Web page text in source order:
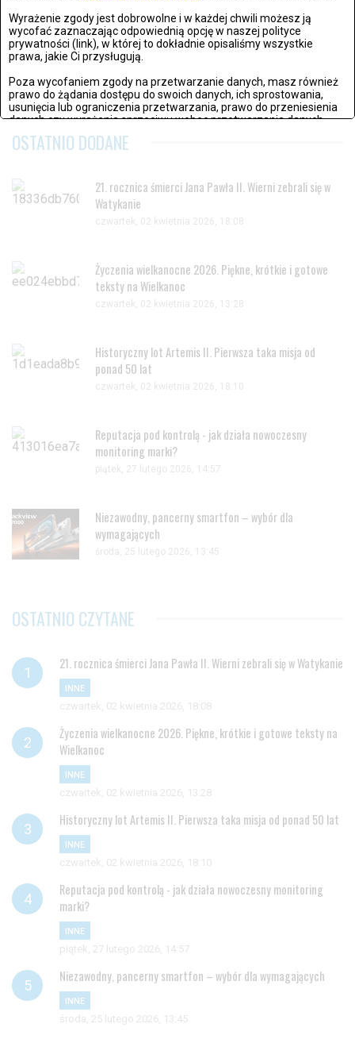
Wyrażenie zgody jest dobrowolne i w każdej chwili możesz ją
wycofać zaznaczając odpowiednią opcję w naszej polityce
prywatności (link), w której to dokładnie opisaliśmy wszystkie
prawa, jakie Ci przysługują.
Poza wycofaniem zgody na przetwarzanie danych, masz również
prawo do żądania dostępu do swoich danych, ich sprostowania,
usunięcia lub ograniczenia przetwarzania, prawo do przeniesienia
danych czy wyrażenia sprzeciwu wobec przetwarzania danych.
Jeżeli nie chcesz wyrazić zgody na przetwarzanie plików cookies,
Wyrażam zgodę i przechodzę do serwisu
SEKS
WTOREK, 20 WRZEŚNIA 2016, 15:13
Temperament Polaków w sypialni
Coraz otwarciej mówi się o seksie i dopasowaniu w łóżku....
OSTATNIO DODANE
21. rocznica śmierci Jana Pawła II. Wierni zebrali się w
Watykanie
czwartek, 02 kwietnia 2026, 18:08
Życzenia wielkanocne 2026. Piękne, krótkie i gotowe
teksty na Wielkanoc
czwartek, 02 kwietnia 2026, 13:28
Historyczny lot Artemis II. Pierwsza taka misja od
ponad 50 lat
czwartek, 02 kwietnia 2026, 18:10
Reputacja pod kontrolą - jak działa nowoczesny
monitoring marki?
piątek, 27 lutego 2026, 14:57
Niezawodny, pancerny smartfon – wybór dla
wymagających
środa, 25 lutego 2026, 13:45
OSTATNIO CZYTANE
21. rocznica śmierci Jana Pawła II. Wierni zebrali się w Watykanie
INNE
czwartek, 02 kwietnia 2026, 18:08
Życzenia wielkanocne 2026. Piękne, krótkie i gotowe teksty na
Wielkanoc
INNE
czwartek, 02 kwietnia 2026, 13:28
Historyczny lot Artemis II. Pierwsza taka misja od ponad 50 lat
INNE
czwartek, 02 kwietnia 2026, 18:10
Reputacja pod kontrolą - jak działa nowoczesny monitoring
marki?
INNE
piątek, 27 lutego 2026, 14:57
Niezawodny, pancerny smartfon – wybór dla wymagających
INNE
środa, 25 lutego 2026, 13:45